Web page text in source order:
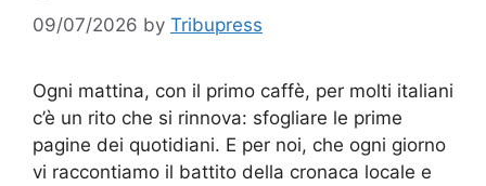
09/07/2026 by Tribupress
Ogni mattina, con il primo caffè, per molti italiani
c’è un rito che si rinnova: sfogliare le prime
pagine dei quotidiani. E per noi, che ogni giorno
vi raccontiamo il battito della cronaca locale e